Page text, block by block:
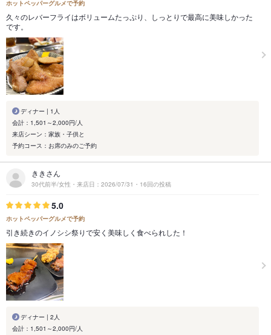
ホットペッパーグルメで予約
久々のレバーフライはボリュームたっぷり、しっとりで最高に美味しかった
です。
ディナー | 1人
会計：1,501～2,000円/人
来店シーン：家族・子供と
予約コース：お席のみのご予約
ききさん
30代前半/女性・来店日：2026/07/31・16回の投稿
5.0
ホットペッパーグルメで予約
引き続きのイノシシ祭りで安く美味しく食べられした！
ディナー | 2人
会計：1,501～2,000円/人